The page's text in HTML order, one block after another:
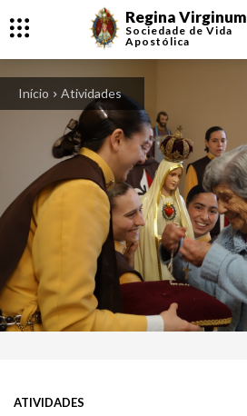
Regina Virginum
Sociedade de Vida
Apostólica
Início Atividades
ATIVIDADES